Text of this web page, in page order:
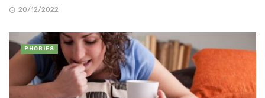
20/12/2022
PHOBIES